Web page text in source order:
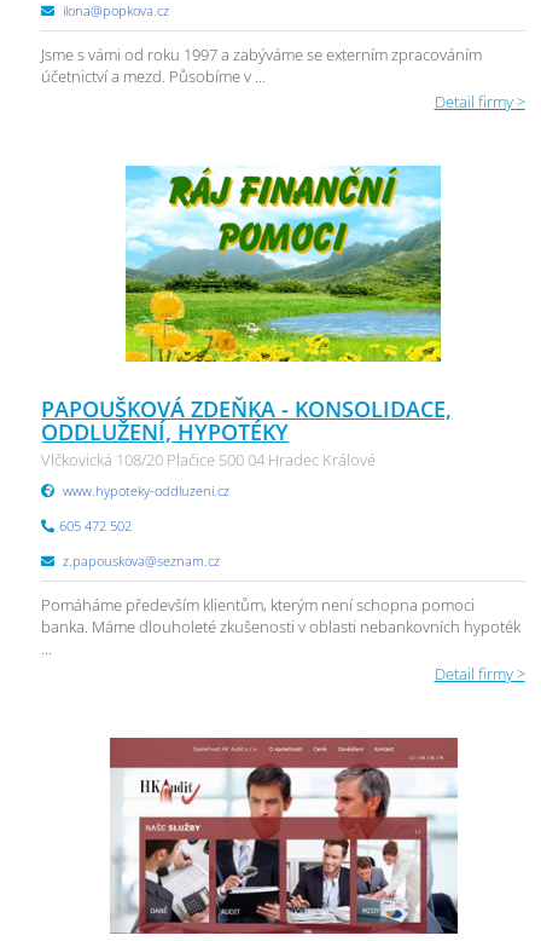
ilona@popkova.cz
Jsme s vámi od roku 1997 a zabýváme se externím zpracováním
účetnictví a mezd. Působíme v ...
Detail firmy >
PAPOUŠKOVÁ ZDEŇKA - KONSOLIDACE,
ODDLUŽENÍ, HYPOTÉKY
Vlčkovická 108/20 Plačice 500 04 Hradec Králové
www.hypoteky-oddluzeni.cz
605 472 502
z.papouskova@seznam.cz
Pomáháme především klientům, kterým není schopna pomoci
banka. Máme dlouholeté zkušenosti v oblasti nebankovních hypoték
...
Detail firmy >